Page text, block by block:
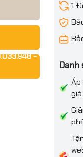
-
1
Danh
Áp